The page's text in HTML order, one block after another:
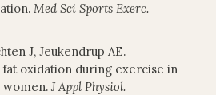
Med Sci Sports Exerc.
J, Jeukendrup AE.
oxidation during exercise in
women.J Appl Physiol.